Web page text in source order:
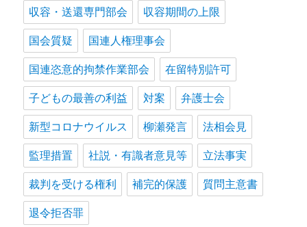
収容・送還専門部会 収容期間の上限
国会質疑 国連人権理事会
国連恣意的拘禁作業部会 在留特別許可
子どもの最善の利益 対案 弁護士会
新型コロナウイルス 柳瀬発言 法相会見
監理措置 社説・有識者意見等 立法事実
裁判を受ける権利 補完的保護 質問主意書
退令拒否罪